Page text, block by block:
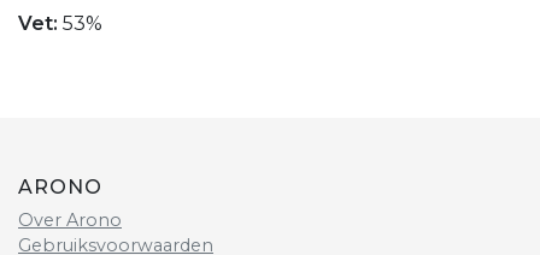
Vet: 53%
ARONO
Over Arono
Gebruiksvoorwaarden